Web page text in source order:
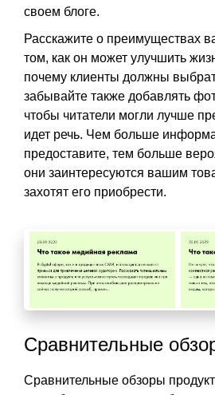
своем блоге.
Расскажите о преимуществах
том, как он может улучшить
почему клиенты должны
забывайте также добавлять
чтобы читатели могли лучше
идет речь. Чем больше
предоставите, тем больше
они заинтересуются вашим
захотят его приобрести.
Сравнительные
Сравнительные обзоры